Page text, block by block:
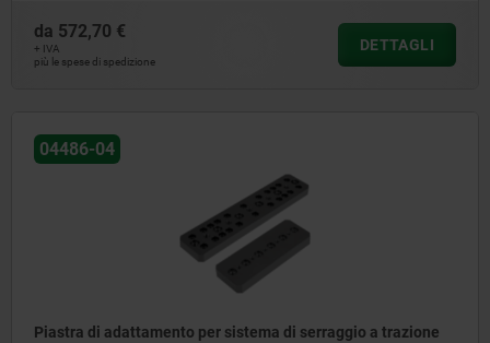
da 572,70 €
+ IVA
più le spese di spedizione
DETTAGLI
04486-04
Piastra di adattamento per sistema di serraggio a trazione